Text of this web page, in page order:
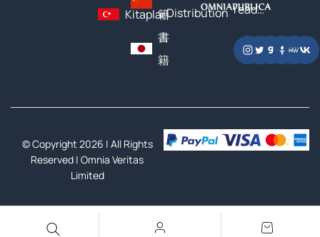
Kitaplar
籍
書
籍
Distribution read…
© Copyright 2026 | All Rights
Reserved |Omnia Veritas
Limited